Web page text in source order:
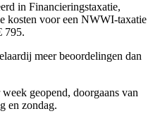
in Financieringstaxatie,
kosten voor een NWWI-taxatie
795.
meer beoordelingen dan
geopend, doorgaans van
en zondag.